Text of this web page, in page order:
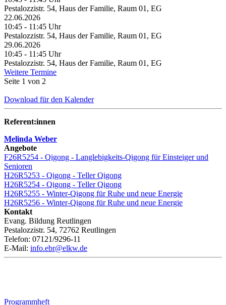
Pestalozzistr. 54, Haus der Familie, Raum 01, EG
22.06.2026
10:45 - 11:45 Uhr
Pestalozzistr. 54, Haus der Familie, Raum 01, EG
29.06.2026
10:45 - 11:45 Uhr
Pestalozzistr. 54, Haus der Familie, Raum 01, EG
Weitere Termine
Seite 1 von 2
Download für den Kalender
Referent:innen
Melinda Weber
Angebote
F26R5254 - Qigong - Langlebigkeits-Qigong für Einsteiger und
Senioren
H26R5253 - Qigong - Teller Qigong
H26R5254 - Qigong - Teller Qigong
H26R5255 - Winter-Qigong für Ruhe und neue Energie
H26R5256 - Winter-Qigong für Ruhe und neue Energie
Kontakt
Evang. Bildung Reutlingen
Pestalozzistr. 54, 72762 Reutlingen
Telefon: 07121/9296-11
E-Mail: info.ebr@elkw.de
Programmheft